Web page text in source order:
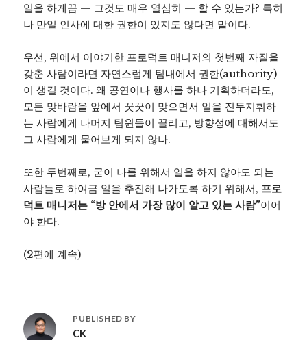
일을 하게끔 — 그것도 매우 열심히 — 할 수 있는가? 특히
나 만일 인사에 대한 권한이 있지도 않다면 말이다.
우선, 위에서 이야기한 프로덕트 매니저의 첫번째 자질을
갖춘 사람이라면 자연스럽게 팀내에서 권한(authority)
이 생길 것이다. 왜 공연이나 행사를 하나 기획하더라도,
모든 맞바람을 앞에서 꿋꿋이 맞으면서 일을 진두지휘하
는 사람에게 나머지 팀원들이 끌리고, 방향성에 대해서도
그 사람에게 물어보게 되지 않나.
또한 두번째로, 굳이 나를 위해서 일을 하지 않아도 되는
사람들로 하여금 일을 추진해 나가도록 하기 위해서, 프로
덕트 매니저는 “방 안에서 가장 많이 알고 있는 사람”이어
야 한다.
(2편에 계속)
PUBLISHED BY
CK